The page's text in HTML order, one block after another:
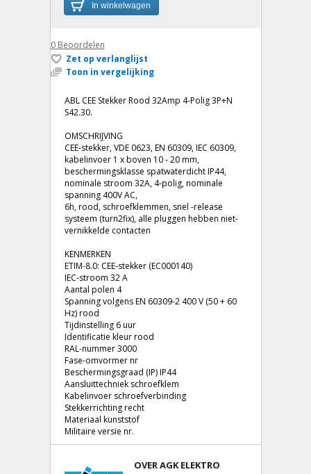
In winkelwagen
0Beoordelen
Zet op verlanglijst
Toon in vergelijking
ABL CEE Stekker Rood 32Amp 4-Polig 3P+N
S42.30.
OMSCHRIJVING
CEE-stekker, VDE 0623, EN 60309, IEC 60309,
kabelinvoer 1 x boven 10 - 20 mm,
beschermingsklasse spatwaterdicht IP44,
nominale stroom 32A, 4-polig, nominale
spanning 400V AC,
6h, rood, schroefklemmen, snel -release
systeem (turn2fix), alle pluggen hebben niet-
vernikkelde contacten
KENMERKEN
ETIM-8.0: CEE-stekker (EC000140)
IEC-stroom 32 A
Aantal polen 4
Spanning volgens EN 60309-2 400 V (50 + 60
Hz) rood
Tijdinstelling 6 uur
Identificatie kleur rood
RAL-nummer 3000
Fase-omvormer nr
Beschermingsgraad (IP) IP44
Aansluittechniek schroefklem
Kabelinvoer schroefverbinding
Stekkerrichting recht
Materiaal kunststof
Militaire versie nr.
OVER AGK ELEKTRO